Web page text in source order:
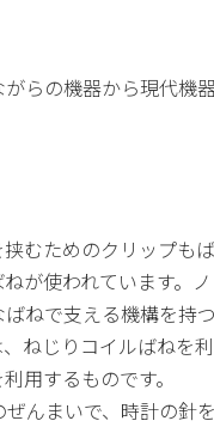
らの機器から現代機
むためのクリップ
が使われています
ねで支える機構を持つ
ねじりコイルばねを
用するものです。
まいで、時計の針